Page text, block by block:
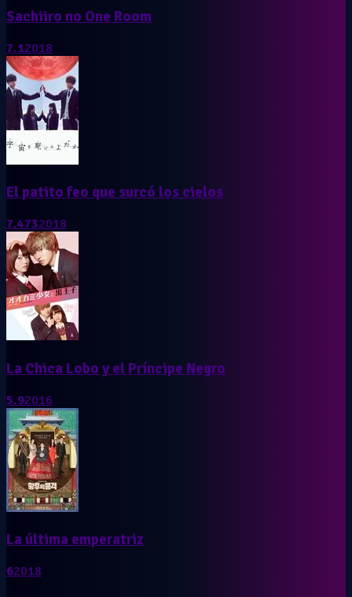
Sachiiro no One Room
7.12018
El patito feo que surcó los cielos
7.4732018
La Chica Lobo y el Príncipe Negro
5.92016
La última emperatriz
62018